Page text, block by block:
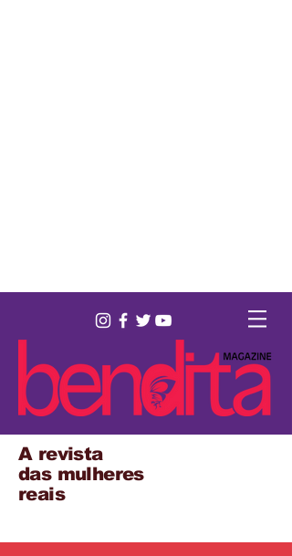
A revista
das mulheres
reais